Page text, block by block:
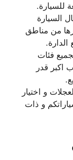
للسيارة.
السيارة
من مناطق
فئات
اكبر قدر
و اختيار
و ذات